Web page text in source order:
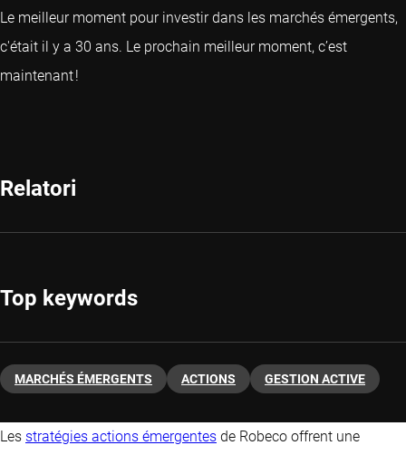
Le meilleur moment pour investir dans les marchés émergents,
c'était il y a 30 ans. Le prochain meilleur moment, c’est
maintenant !
Relatori
Top keywords
MARCHÉS ÉMERGENTS ACTIONS GESTION ACTIVE
Les stratégies actions émergentes de Robeco offrent une